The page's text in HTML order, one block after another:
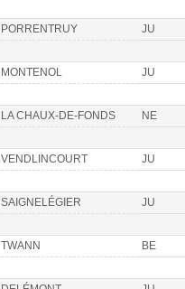
PORRENTRUY JU
MONTENOL JU
LA CHAUX-DE-FONDS NE
VENDLINCOURT JU
SAIGNELÉGIER JU
TWANN BE